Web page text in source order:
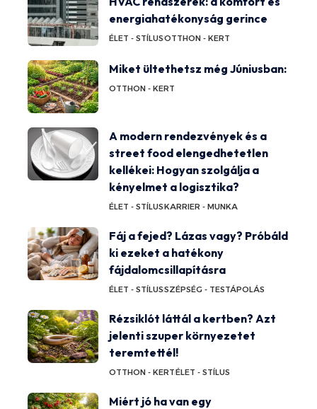
energiahatékonyság gerince
ÉLET - STÍLUSOTTHON - KERT
Miket ültethetsz még Júniusban:
OTTHON - KERT
A modern rendezvények és a
street food elengedhetetlen
kellékei: Hogyan szolgálja a
kényelmet a logisztika?
ÉLET - STÍLUSKARRIER - MUNKA
Fáj a fejed? Lázas vagy? Próbáld
ki ezeket a hatékony
fájdalomcsillapításra
ÉLET - STÍLUSSZÉPSÉG - TESTÁPOLÁS
Rézsiklót láttál a kertben? Azt
jelenti szuper környezetet
teremtettél!
OTTHON - KERTÉLET - STÍLUS
Miért jó ha van egy